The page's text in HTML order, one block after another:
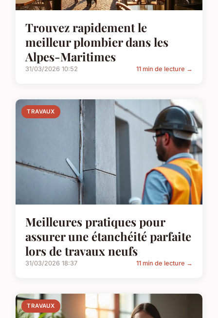
Trouvez rapidement le
meilleur plombier dans les
Alpes-Maritimes
31/03/2026 10:52 11 min de lecture →
TRAVAUX
Meilleures pratiques pour
assurer une étanchéité parfaite
lors de travaux neufs
31/03/2026 18:37 11 min de lecture →
TRAVAUX